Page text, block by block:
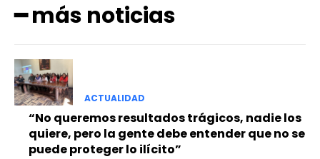
━ más noticias
ACTUALIDAD
“No queremos resultados trágicos, nadie los
quiere, pero la gente debe entender que no se
puede proteger lo ilícito”